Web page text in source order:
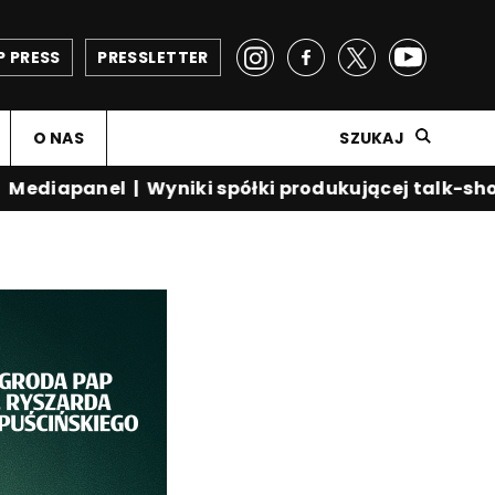
PRESSLETTER
PRESS
O NAS SZUKAJ
|Wyniki spółki produkującej talk-show